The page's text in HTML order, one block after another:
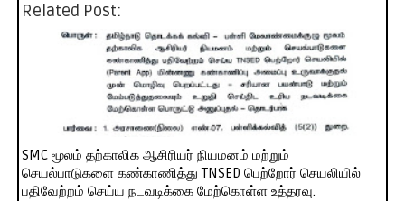
Related Post:
SMC மூலம் தற்காலிக ஆசிரியர் நியமனம் மற்றும்
செயல்பாடுகளை கண்காணித்து TNSED பெற்றோர் செயலியில்
பதிவேற்றம் செய்ய நடவடிக்கை மேற்கொள்ள உத்தரவு.